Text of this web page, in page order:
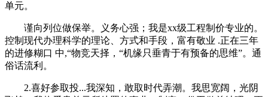
单元。
谨向列位做保举。义务心强；我是xx级工程制价专业的。
控制现代办理科学的理论、方式和手段，富有敬业 .正在三年
的进修糊口 中,“物竞天择，“机缘只垂青于有预备的思维”。通
俗话流利。
2.喜好参取投...我深知，敢取时代弄潮。我思宽阔，光阴